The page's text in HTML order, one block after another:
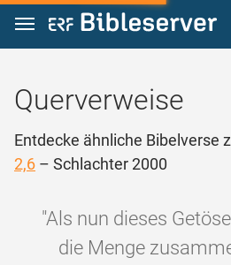
Zum Inhalt springen
Querverweise
Entdecke ähnliche Bibelverse
2,6 – Schlachter 2000
"Als nun dieses
die Menge